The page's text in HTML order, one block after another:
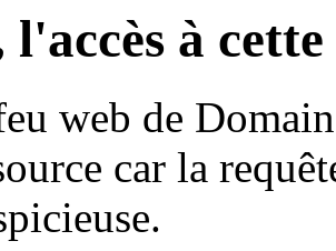
l'accès à
web de
car la